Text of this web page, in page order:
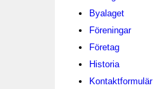
Byalaget
Föreningar
Företag
Historia
Kontaktformulär